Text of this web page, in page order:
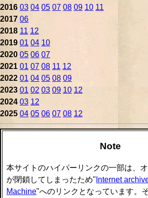
2016 03 04 05 07 08 09 10 11
2017 06
2018 11 12
2019 01 04 10
2020 05 06 07
2021 01 07 08 11 12
2022 01 04 05 08 09
2023 01 02 03 09 10 12
2024 03 12
2025 04 05 06 07 08 12
Note
本サイトのハイパーリンクの一部は、
が閉鎖してしまったため" Internet
Machine"へのリンクとなっています。